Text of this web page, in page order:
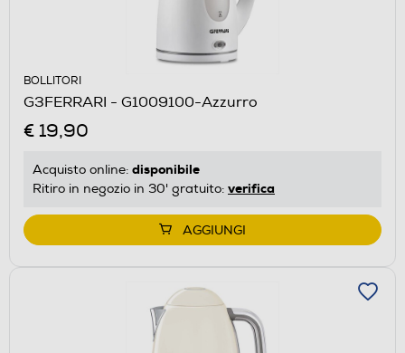
BOLLITORI
G3FERRARI - G1009100-Azzurro
€ 19,90
Acquisto online: disponibile
Ritiro in negozio in 30' gratuito: verifica
AGGIUNGI